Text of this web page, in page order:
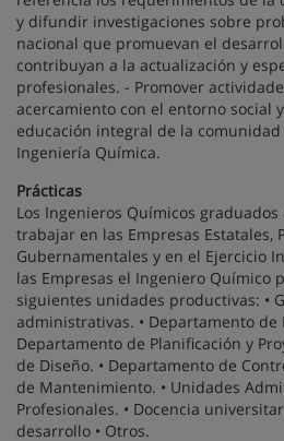
y difundir investigaciones sobre
nacional que promuevan el
contribuyan a la actualización y
profesionales. - Promover
acercamiento con el entorno social
educación integral de la comunidad
Ingeniería Química.
Prácticas
Los Ingenieros Químicos graduados
trabajar en las Empresas Estatales,
Gubernamentales y en el Ejercicio
las Empresas el Ingeniero Químico
siguientes unidades productivas: •
administrativas. • Departamento de
Departamento de Planificación y
de Diseño. • Departamento de
de Mantenimiento. • Unidades
Profesionales. • Docencia
desarrollo • Otros.